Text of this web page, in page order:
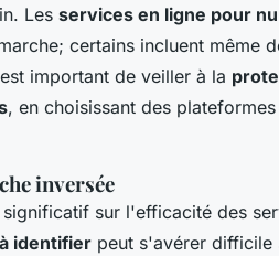
Les services en ligne pour
certains incluent même
important de veiller à la
, en choisissant des plateformes
inversée
sur l'efficacité des
identifier peut s'avérer difficile